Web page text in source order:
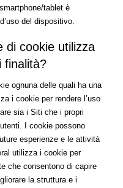
tablet è
del dispositivo.
di cookie utilizza
finalità?
ognuna delle quali ha una
i cookie per rendere l’uso
sia i Siti che i propri
I cookie possono
esperienze e le attività
utilizza i cookie per
che consentono di capire
la struttura e i